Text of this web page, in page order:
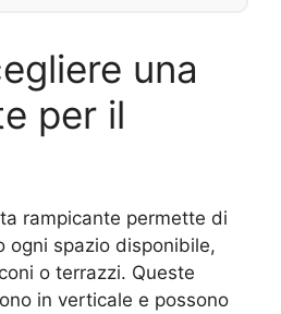
una
per il
rampicante permette di
ogni spazio disponibile,
o terrazzi. Queste
in verticale e possono